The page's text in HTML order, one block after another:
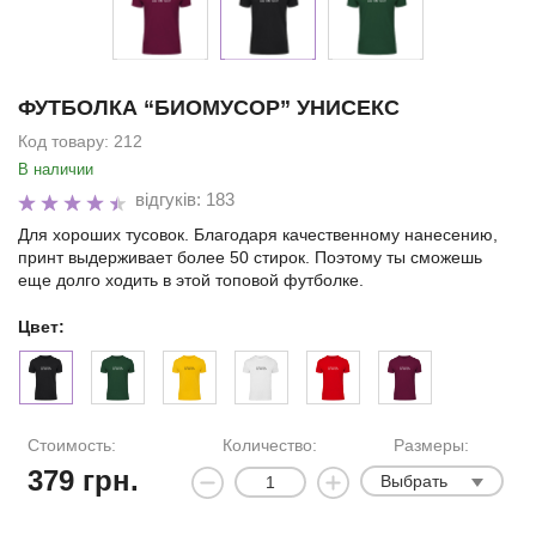
ФУТБОЛКА “БИОМУСОР” УНИСЕКС
Код товару: 212
В наличии
відгуків: 183
Для хороших тусовок. Благодаря качественному нанесению,
принт выдерживает более 50 стирок. Поэтому ты сможешь
еще долго ходить в этой топовой футболке.
Цвет:
Стоимость:
379грн.
Количество:
Размеры:
Выбрать